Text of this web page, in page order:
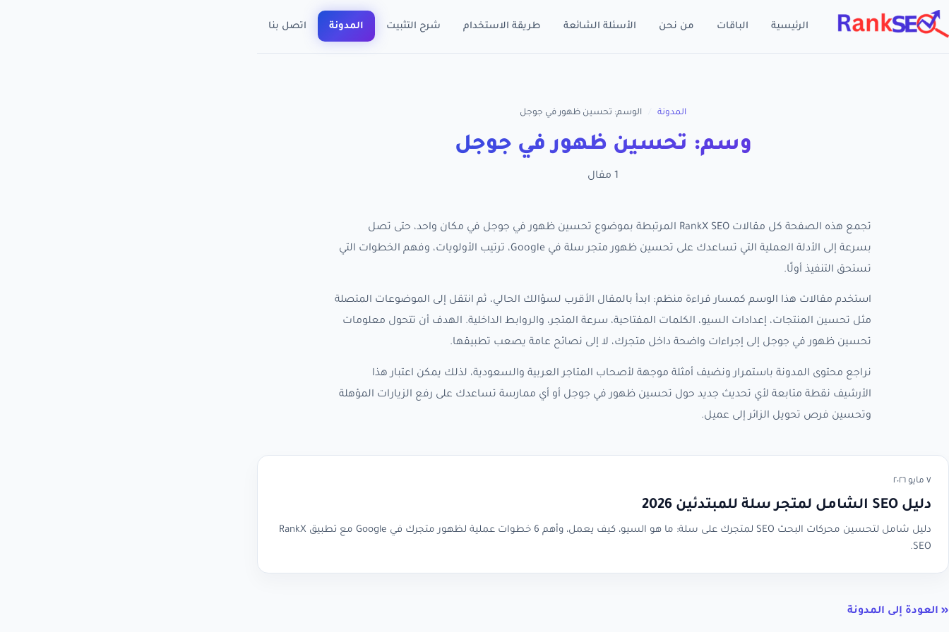
الرئيسية الباقات من نحن الأسئلة الشائعة طريقة الاستخدام شرح التثبيت المدونة اتصل بنا
المدونة الوسم: تحسين ظهور في جوجل
وسم: تحسين ظهور في جوجل
1 مقال
تجمع هذه الصفحة كل مقالات RankX SEO المرتبطة بموضوع تحسين ظهور في جوجل في مكان واحد، حتى تصل
بسرعة إلى الأدلة العملية التي تساعدك على تحسين ظهور متجر سلة في Google، ترتيب الأولويات، وفهم الخطوات التي
تستحق التنفيذ أولًا.
استخدم مقالات هذا الوسم كمسار قراءة منظم: ابدأ بالمقال الأقرب لسؤالك الحالي، ثم انتقل إلى الموضوعات المتصلة
مثل تحسين المنتجات، إعدادات السيو، الكلمات المفتاحية، سرعة المتجر، والروابط الداخلية. الهدف أن تتحول معلومات
تحسين ظهور في جوجل إلى إجراءات واضحة داخل متجرك، لا إلى نصائح عامة يصعب تطبيقها.
نراجع محتوى المدونة باستمرار ونضيف أمثلة موجهة لأصحاب المتاجر العربية والسعودية، لذلك يمكن اعتبار هذا
الأرشيف نقطة متابعة لأي تحديث جديد حول تحسين ظهور في جوجل أو أي ممارسة تساعدك على رفع الزيارات المؤهلة
وتحسين فرص تحويل الزائر إلى عميل.
٧ مايو ٢٠٢٦
دليل SEO الشامل لمتجر سلة للمبتدئين 2026
دليل شامل لتحسين محركات البحث SEO لمتجرك على سلة: ما هو السيو، كيف يعمل، وأهم 6 خطوات عملية لظهور متجرك في Google مع تطبيق RankX
SEO.
« العودة إلى المدونة